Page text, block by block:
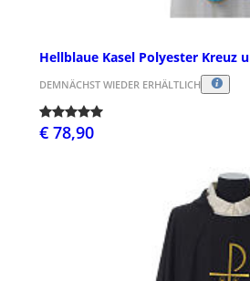
Hellblaue Kasel Polyester Kreuz
DEMNÄCHST WIEDER ERHÄLTLICH
€ 78,90